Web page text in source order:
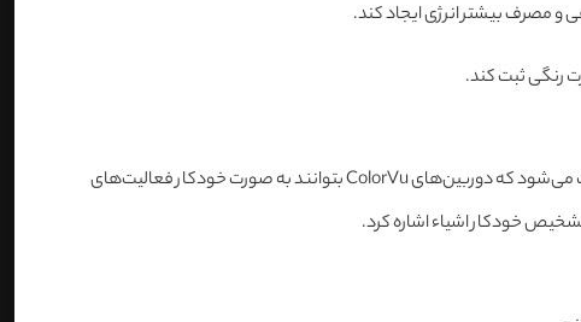
و مصرف بیشتر انرژی ایجاد کند.
با ترکیب تکنولوژی ColorVu و هوش مصنوعی (AI)، توانسته است دوربین‌هایی با قابلیت‌های هوشمند و کارآمدتر ایجاد کند. این ترکیب باعث می‌شود که دوربین‌های ColorVu بتوانند به صورت خودکار فعالیت‌های